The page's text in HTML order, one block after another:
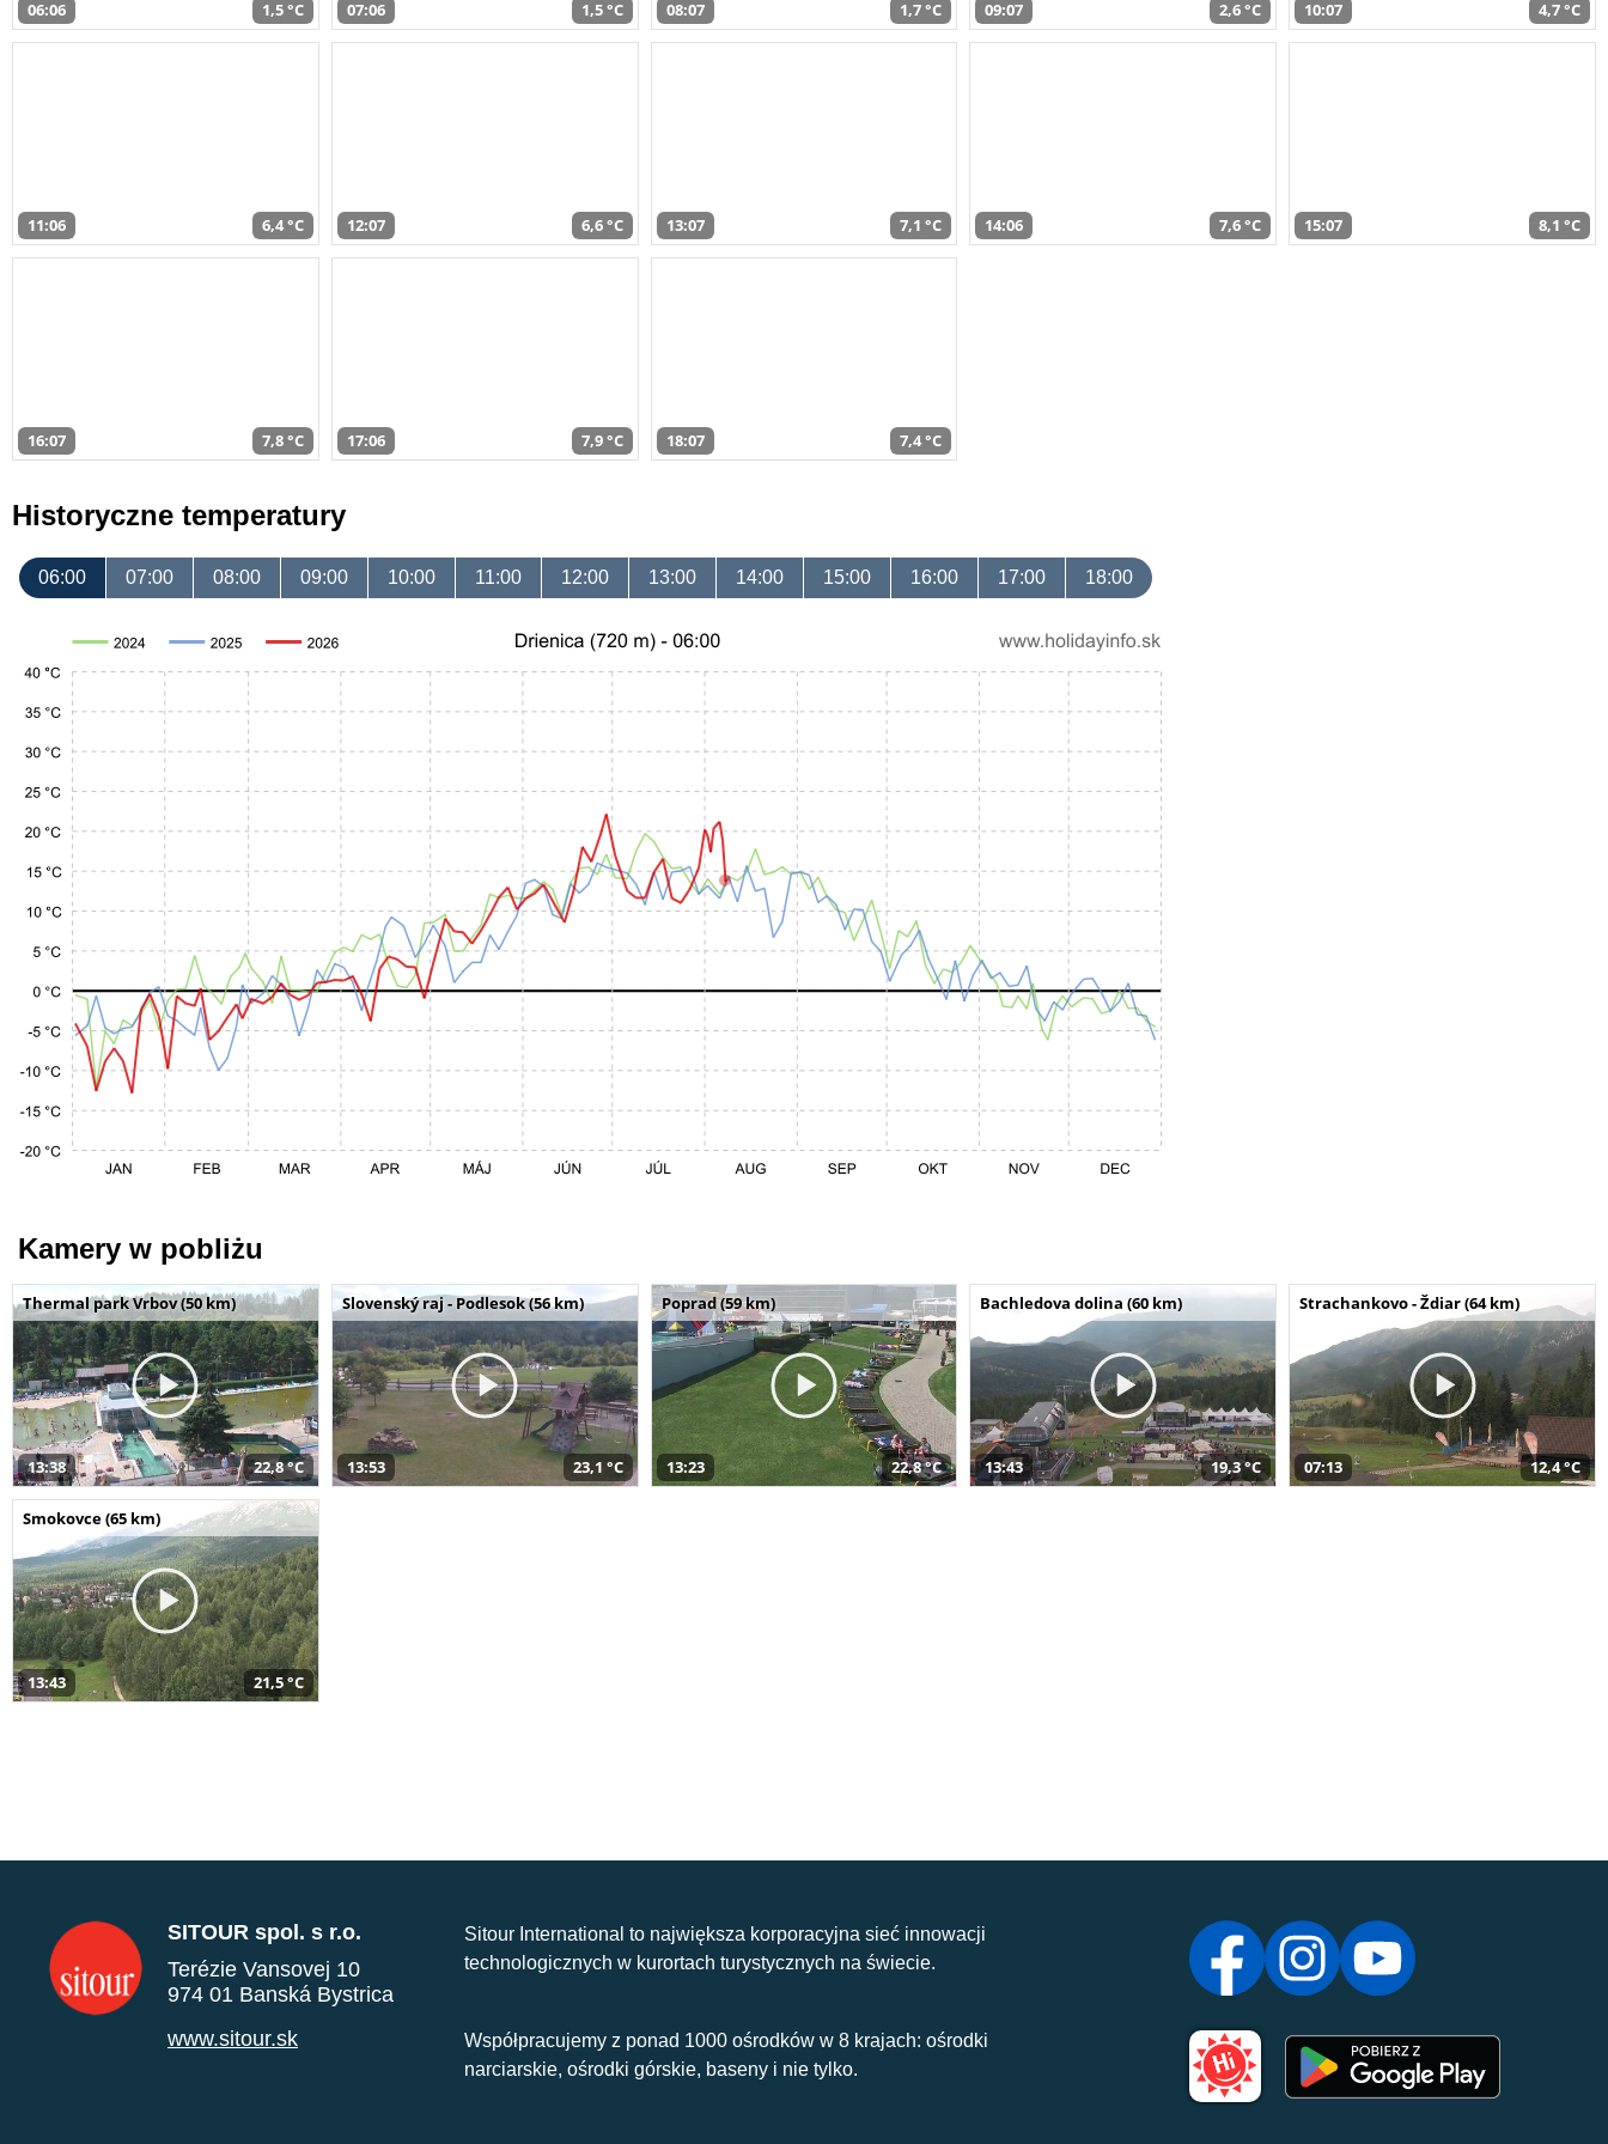
06:06 1,5 °C 07:06 1,5 °C 08:07 1,7 °C 09:07 2,6 °C 10:07 4,7 °C
11:06 6,4 °C 12:07 6,6 °C 13:07 7,1 °C 14:06 7,6 °C 15:07 8,1 °C
16:07 7,8 °C 17:06 7,9 °C 18:07 7,4 °C
Historyczne temperatury
06:00 07:00 08:00 09:00 10:00 11:00 12:00 13:00 14:00 15:00 16:00 17:00 18:00
Kamery w pobliżu
Thermal park Vrbov (50 km)
13:38 22,8 °C
Slovenský raj - Podlesok (56 km)
13:53 23,1 °C
Poprad (59 km)
13:23 22,8 °C
Bachledova dolina (60 km)
13:43 19,3 °C
Strachankovo - Ždiar (64 km)
07:13 12,4 °C
Smokovce (65 km)
13:43 21,5 °C
SITOUR spol. s r.o.
Terézie Vansovej 10
974 01 Banská Bystrica
www.sitour.sk
Sitour International to największa korporacyjna sieć innowacji
technologicznych w kurortach turystycznych na świecie.
Współpracujemy z ponad 1000 ośrodków w 8 krajach: ośrodki
narciarskie, ośrodki górskie, baseny i nie tylko.